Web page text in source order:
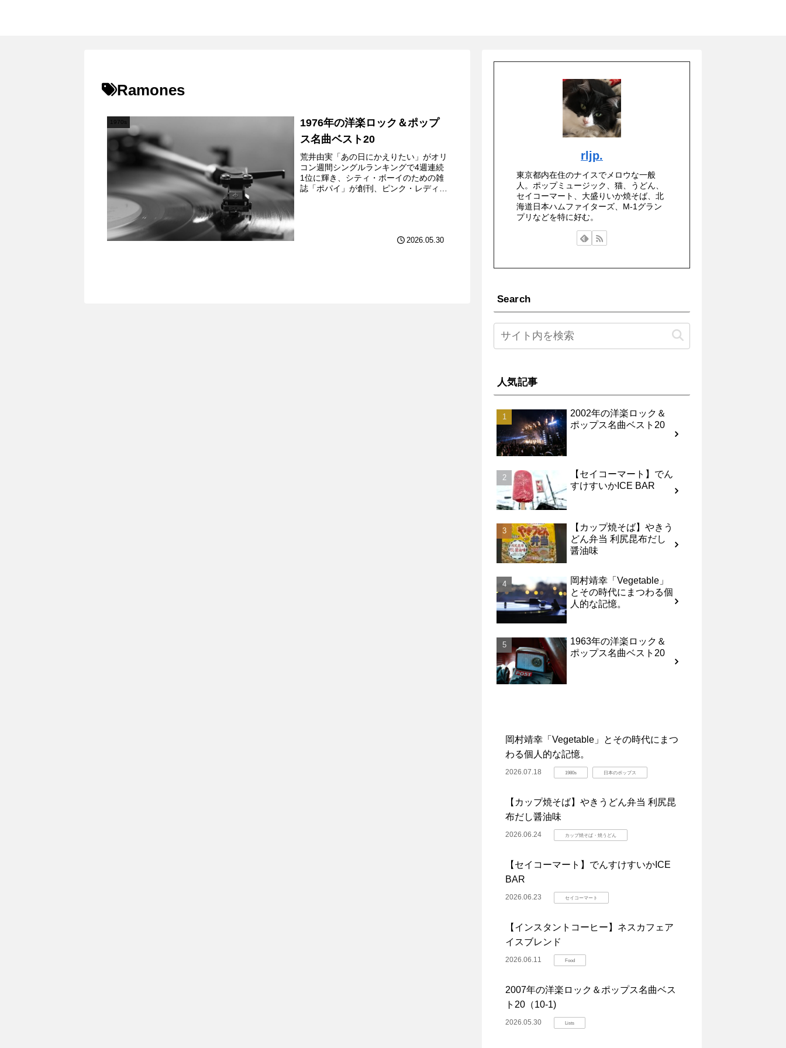
Ramones
1970s
1976年の洋楽ロック＆ポップ
ス名曲ベスト20
荒井由実「あの日にかえりたい」がオリ
コン週間シングルランキングで4週連続
1位に輝き、シティ・ボーイのための雑
誌「ポパイ」が創刊、ピンク・レディー
2026.05.30
rljp.
東京都内在住のナイスでメロウな一般
人。ポップミュージック、猫、うどん、
セイコーマート、大盛りいか焼そば、北
海道日本ハムファイターズ、M-1グラン
プリなどを特に好む。
Search
人気記事
2002年の洋楽ロック＆
ポップス名曲ベスト20
【セイコーマート】でん
すけすいかICE BAR
【カップ焼そば】やきう
どん弁当 利尻昆布だし
醤油味
岡村靖幸「Vegetable」
とその時代にまつわる個
人的な記憶。
1963年の洋楽ロック＆
ポップス名曲ベスト20
岡村靖幸「Vegetable」とその時代にまつ
わる個人的な記憶。
2026.07.18 1980s 日本のポップス
【カップ焼そば】やきうどん弁当 利尻昆
布だし醤油味
2026.06.24 カップ焼そば・焼うどん
【セイコーマート】でんすけすいかICE
BAR
2026.06.23 セイコーマート
【インスタントコーヒー】ネスカフェア
イスブレンド
2026.06.11 Food
2007年の洋楽ロック＆ポップス名曲ベス
ト20（10-1)
2026.05.30 Lists